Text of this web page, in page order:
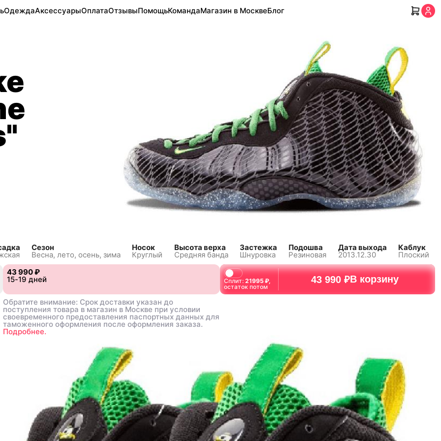
ОдеждаАксессуарыОплатаОтзывыПомощьКомандаМагазин в МосквеБлог
Сезон
Весна, лето, осень, зима
Носок
Круглый
Высота верха
Средняя банда
Застежка
Шнуровка
Подошва
Резиновая
Дата выхода
2013.12.30
Каблук
Плоский
47.5
43 990 ₽
15-19 дней
Обратите внимание: Срок доставки указан до
поступления товара в магазин в Москве при условии
своевременного предоставления паспортных данных для
таможенного оформления после оформления заказа.
Подробнее.
47.5
43 990 ₽
15-19 дней
Обратите внимание: Срок доставки указан до
поступления товара в магазин в Москве при условии
своевременного предоставления паспортных данных для
таможенного оформления после оформления заказа.
Подробнее.
Сплит:21995 ₽,
остаток потом
43 990 ₽В корзину